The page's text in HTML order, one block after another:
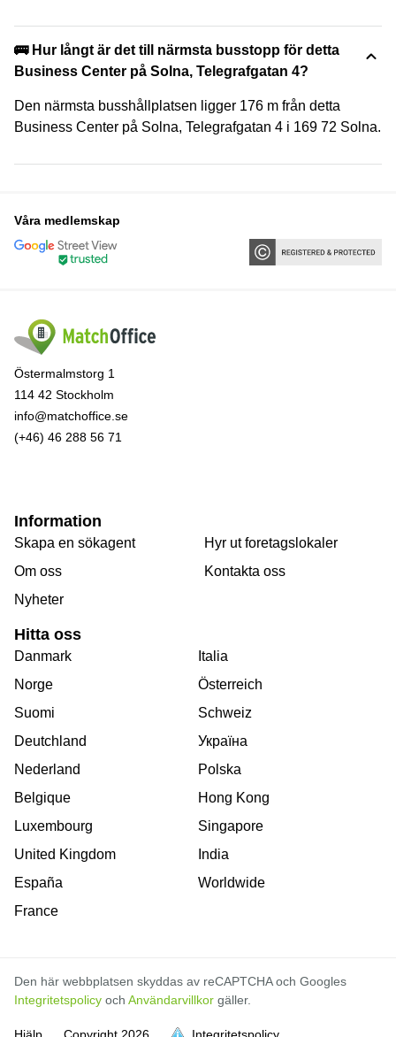
🚌 Hur långt är det till närmsta busstopp för detta
Business Center på Solna, Telegrafgatan 4?
Den närmsta busshållplatsen ligger 176 m från detta
Business Center på Solna, Telegrafgatan 4 i 169 72 Solna.
Våra medlemskap
Östermalmstorg 1
114 42 Stockholm
info@matchoffice.se
(+46) 46 288 56 71
Information
Skapa en sökagent
Om oss
Nyheter
Hyr ut foretagslokaler
Kontakta oss
Hitta oss
Danmark
Norge
Suomi
Deutchland
Nederland
Belgique
Luxembourg
United Kingdom
España
France
Italia
Österreich
Schweiz
Україна
Polska
Hong Kong
Singapore
India
Worldwide
Den här webbplatsen skyddas av reCAPTCHA och Googles
Integritetspolicy och Användarvillkor gäller.